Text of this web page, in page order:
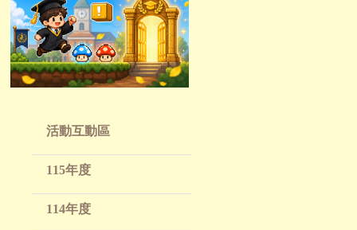
活動互動區
115年度
114年度